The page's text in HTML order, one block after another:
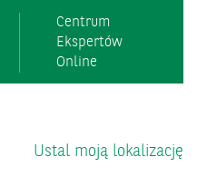
Centrum
Ekspertów
Online
Ustal moją lokalizację